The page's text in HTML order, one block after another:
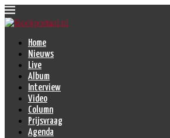
Home
Nieuws
Live
Album
Interview
Video
Column
Prijsvraag
Agenda